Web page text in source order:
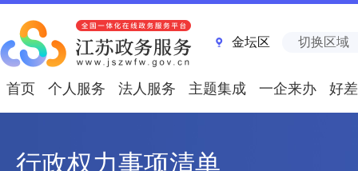
金坛区 切换区域
首页 个人服务 法人服务 主题集成 一企来办 好
行政权力事项清单